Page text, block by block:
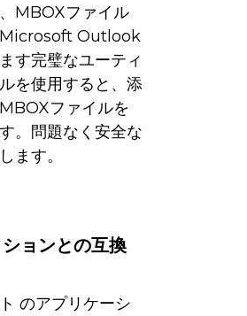
MBOXファイル
Microsoft Outlook
す完璧なユーティ
を使用すると、添
ファイルを
。問題なく安全な
ます。
ョンとの互換
のアプリケーシ